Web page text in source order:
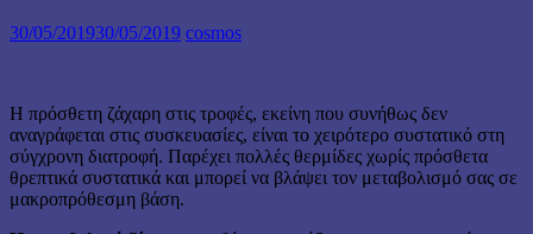
30/05/201930/05/2019 cosmos
Η πρόσθετη ζάχαρη στις τροφές, εκείνη που συνήθως δεν
αναγράφεται στις συσκευασίες, είναι το χειρότερο συστατικό στη
σύγχρονη διατροφή. Παρέχει πολλές θερμίδες χωρίς πρόσθετα
θρεπτικά συστατικά και μπορεί να βλάψει τον μεταβολισμό σας σε
μακροπρόθεσμη βάση.